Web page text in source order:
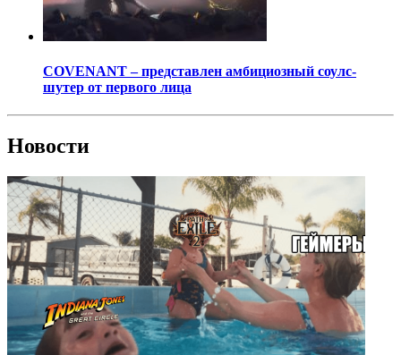
COVENANT – представлен амбициозный соулс-
шутер от первого лица
Новости